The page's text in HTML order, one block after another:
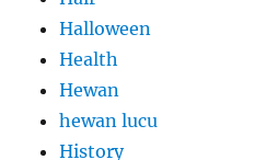
Halloween
Health
Hewan
hewan lucu
History